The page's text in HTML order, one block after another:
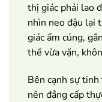
thị giác phải lao
nhìn neo đậu lại
giác ấm cúng,
thể vừa vặn,
Bên cạnh sự
nên đẳng cấp